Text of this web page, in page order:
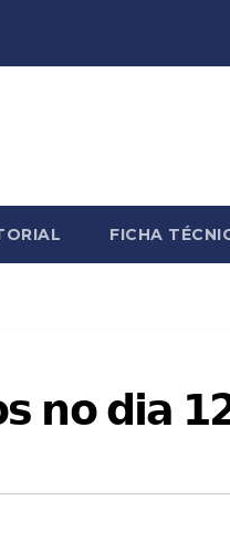
FICHA
𝗻𝗼 𝗱𝗶𝗮